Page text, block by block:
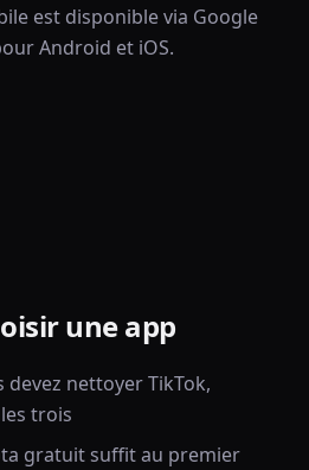
est disponible via Google
Android et iOS.
une app
nettoyer TikTok,
trois
gratuit suffit au premier